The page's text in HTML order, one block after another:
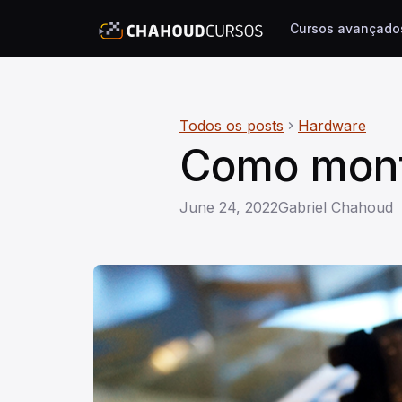
Cursos
Todos os posts chevron_right Hardware
Como
June 24, 2022Gabriel Chahoud